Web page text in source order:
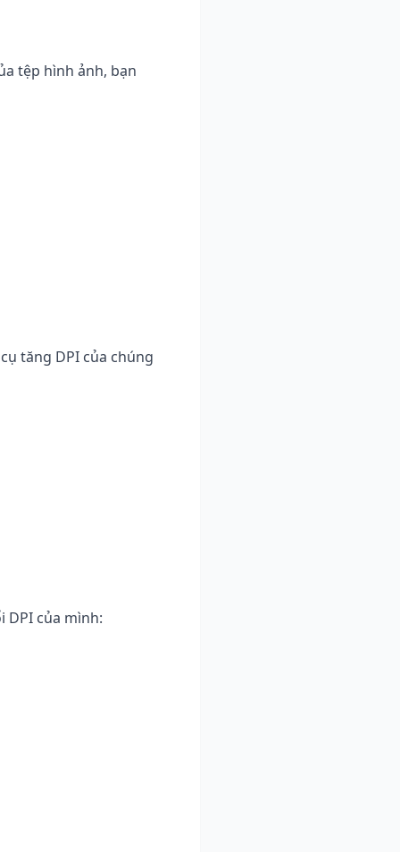
tệp hình ảnh, bạn
tăng DPI của chúng
DPI của mình: